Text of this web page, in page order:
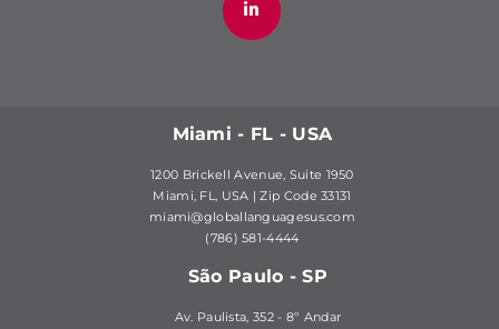
Miami - FL - USA
1200 Brickell Avenue, Suite 1950
Miami, FL, USA | Zip Code 33131
miami@globallanguagesus.com
(786) 581-4444
São Paulo - SP
Av. Paulista, 352 - 8º Andar